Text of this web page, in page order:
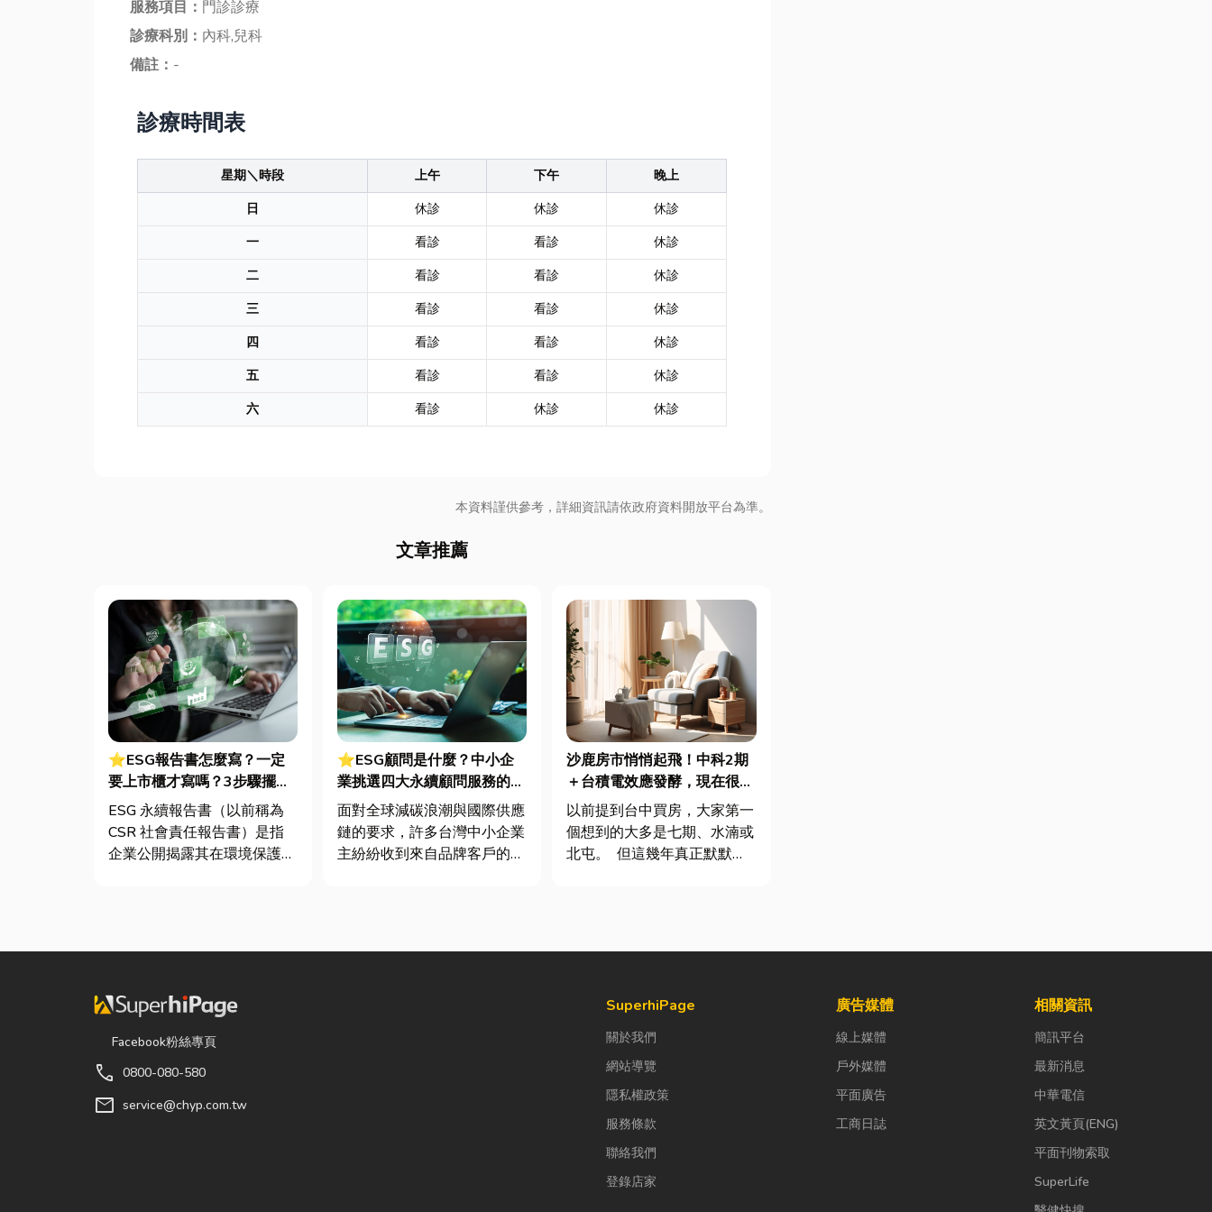
服務項目： 門診診療
診療科別： 內科,兒科
備註： -
診療時間表
星期＼時段 上午 下午
晚上
日
休診 休診
休診
一
看診 看診
休診
二
看診 看診
休診
三
看診 看診
休診
四
看診 看診
休診
五
看診 看診
休診
六
看診 休診 休診
本資料謹供參考，詳細資訊請依政府資料開放平台為準。
文章推薦
⭐ESG報告書怎麼寫？一定
要上市櫃才寫嗎？3步驟擺脫
綠色轉型焦慮
ESG 永續報告書（以前稱為
CSR 社會責任報告書）是指
企業公開揭露其在環境保護
司，為...
⭐ESG顧問是什麼？中小企
業挑選四大永續顧問服務的實
用指南
面對全球減碳浪潮與國際供應
鏈的要求，許多台灣中小企業
主紛紛收到來自品牌客戶的調
沙鹿房市悄悄起飛！中科2期
＋台積電效應發酵，現在很多
人開始看海線
以前提到台中買房，大家第一
個想到的大多是七期、水湳或
北屯。 但這幾年真正默默崛
Facebook粉絲專頁
call 0800-080-580
mail service@chyp.com.tw
SuperhiPage
關於我們
網站導覽
隱私權政策
服務條款
聯絡我們
登錄店家
廣告媒體
線上媒體
戶外媒體
平面廣告
工商日誌
相關資訊
簡訊平台
最新消息
中華電信
英文黃頁(ENG)
平面刊物索取
SuperLife